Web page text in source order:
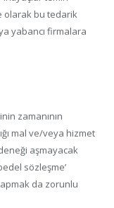
olarak bu tedarik
yabancı firmalara
zamanının
mal ve/veya hizmet
aşmayacak
sözleşme’
da zorunlu